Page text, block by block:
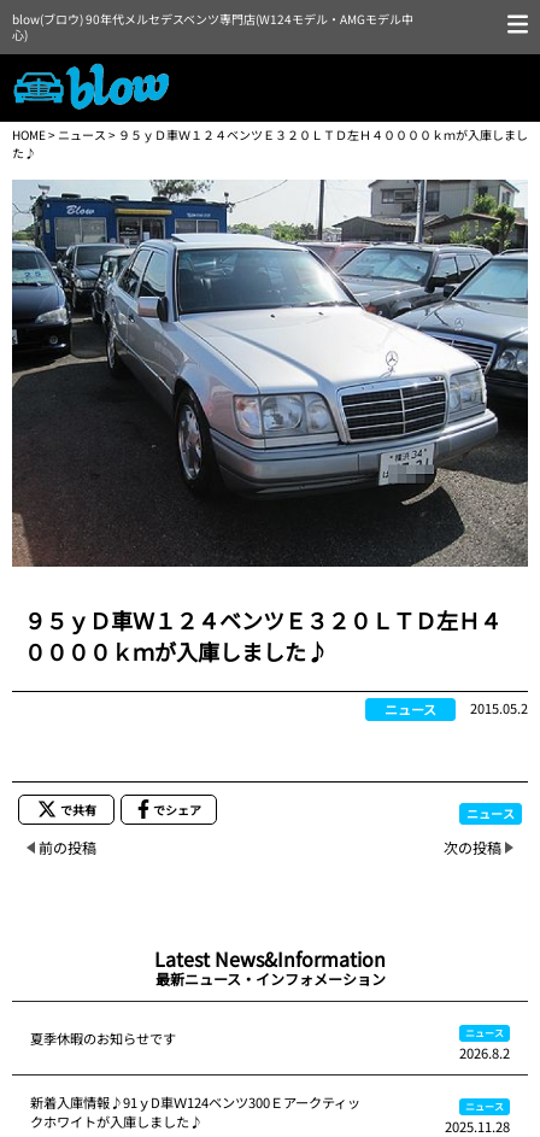
blow(ブロウ) 90年代メルセデスベンツ専門店(W124モデル・AMGモデル中
心)
HOME> ニュース > ９５ｙＤ車Ｗ１２４ベンツＥ３２０ＬＴＤ左Ｈ４００００ｋｍが入庫しまし
た♪
９５ｙＤ車Ｗ１２４ベンツＥ３２０ＬＴＤ左Ｈ４
００００ｋｍが入庫しました♪
ニュース 2015.05.2
で共有 でシェア ニュース
前の投稿 次の投稿
Latest News&Information
最新ニュース・インフォメーション
夏季休暇のお知らせです ニュース
2026.8.2
新着入庫情報♪91ｙD車Ｗ124ベンツ300Ｅアークティッ
クホワイトが入庫しました♪
ニュース
2025.11.28